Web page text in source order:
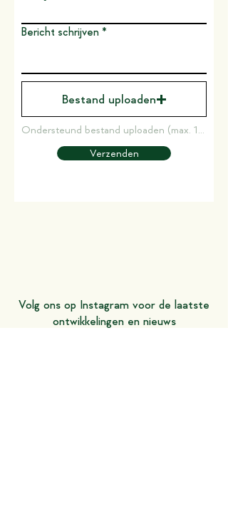
Bericht schrijven
Bestand uploaden
Verzenden
Volg ons op Instagram voor de laatste
ontwikkelingen en nieuws